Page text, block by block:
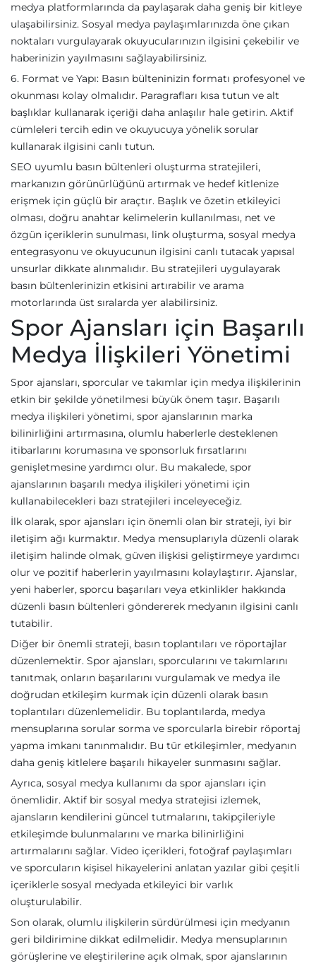
medya platformlarında da paylaşarak daha geniş bir kitleye
ulaşabilirsiniz. Sosyal medya paylaşımlarınızda öne çıkan
noktaları vurgulayarak okuyucularınızın ilgisini çekebilir ve
haberinizin yayılmasını sağlayabilirsiniz.
6. Format ve Yapı: Basın bülteninizin formatı profesyonel ve
okunması kolay olmalıdır. Paragrafları kısa tutun ve alt
başlıklar kullanarak içeriği daha anlaşılır hale getirin. Aktif
cümleleri tercih edin ve okuyucuya yönelik sorular
kullanarak ilgisini canlı tutun.
SEO uyumlu basın bültenleri oluşturma stratejileri,
markanızın görünürlüğünü artırmak ve hedef kitlenize
erişmek için güçlü bir araçtır. Başlık ve özetin etkileyici
olması, doğru anahtar kelimelerin kullanılması, net ve
özgün içeriklerin sunulması, link oluşturma, sosyal medya
entegrasyonu ve okuyucunun ilgisini canlı tutacak yapısal
unsurlar dikkate alınmalıdır. Bu stratejileri uygulayarak
basın bültenlerinizin etkisini artırabilir ve arama
motorlarında üst sıralarda yer alabilirsiniz.
Spor Ajansları için Başarılı
Medya İlişkileri Yönetimi
Spor ajansları, sporcular ve takımlar için medya ilişkilerinin
etkin bir şekilde yönetilmesi büyük önem taşır. Başarılı
medya ilişkileri yönetimi, spor ajanslarının marka
bilinirliğini artırmasına, olumlu haberlerle desteklenen
itibarlarını korumasına ve sponsorluk fırsatlarını
genişletmesine yardımcı olur. Bu makalede, spor
ajanslarının başarılı medya ilişkileri yönetimi için
kullanabilecekleri bazı stratejileri inceleyeceğiz.
İlk olarak, spor ajansları için önemli olan bir strateji, iyi bir
iletişim ağı kurmaktır. Medya mensuplarıyla düzenli olarak
iletişim halinde olmak, güven ilişkisi geliştirmeye yardımcı
olur ve pozitif haberlerin yayılmasını kolaylaştırır. Ajanslar,
yeni haberler, sporcu başarıları veya etkinlikler hakkında
düzenli basın bültenleri göndererek medyanın ilgisini canlı
tutabilir.
Diğer bir önemli strateji, basın toplantıları ve röportajlar
düzenlemektir. Spor ajansları, sporcularını ve takımlarını
tanıtmak, onların başarılarını vurgulamak ve medya ile
doğrudan etkileşim kurmak için düzenli olarak basın
toplantıları düzenlemelidir. Bu toplantılarda, medya
mensuplarına sorular sorma ve sporcularla birebir röportaj
yapma imkanı tanınmalıdır. Bu tür etkileşimler, medyanın
daha geniş kitlelere başarılı hikayeler sunmasını sağlar.
Ayrıca, sosyal medya kullanımı da spor ajansları için
önemlidir. Aktif bir sosyal medya stratejisi izlemek,
ajansların kendilerini güncel tutmalarını, takipçileriyle
etkileşimde bulunmalarını ve marka bilinirliğini
artırmalarını sağlar. Video içerikleri, fotoğraf paylaşımları
ve sporcuların kişisel hikayelerini anlatan yazılar gibi çeşitli
içeriklerle sosyal medyada etkileyici bir varlık
oluşturulabilir.
Son olarak, olumlu ilişkilerin sürdürülmesi için medyanın
geri bildirimine dikkat edilmelidir. Medya mensuplarının
görüşlerine ve eleştirilerine açık olmak, spor ajanslarının